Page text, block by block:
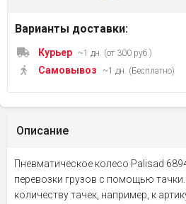
Варианты доставки:
Курьер ~1 дн. (от 300 руб.)
Самовывоз ~1 дн. (Бесплатно)
Описание
Пневматическое колесо Palisad
перевозки грузов с помощью
количеству тачек, например, к